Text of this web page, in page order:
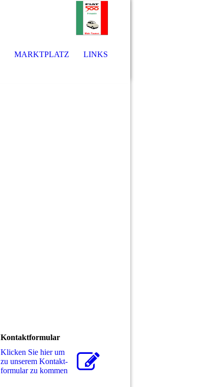
MARKTPLATZ LINKS
Kontaktformular
Klicken Sie hier um
zu unserem Kon­takt­
for­mu­lar zu kommen